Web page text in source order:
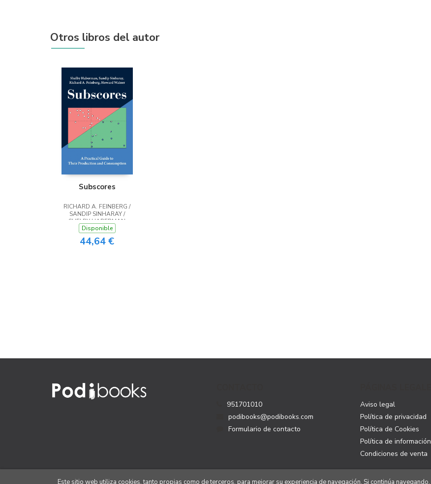
Otros libros del autor
Subscores
RICHARD A. FEINBERG /
SANDIP SINHARAY /
SHELBY HABERMAN
Disponible
44,64 €
951701010
podibooks@podibooks.com
Formulario de contacto
Aviso legal
Política de privacidad
Política de Cookies
Política de información
Condiciones de venta
Este sitio web utiliza cookies, tanto propias como de terceros, para mejorar su experiencia de navegación. Si continúa navegando,